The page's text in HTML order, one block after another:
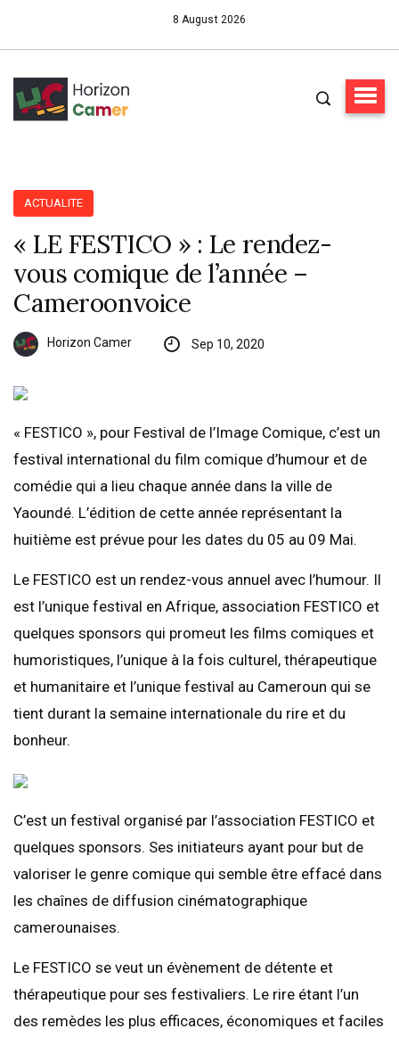
8 August 2026
ACTUALITE
« LE FESTICO » : Le rendez-
vous comique de l’année –
Cameroonvoice
Horizon Camer Sep 10, 2020
« FESTICO », pour Festival de l’Image Comique, c’est un
festival international du film comique d’humour et de
comédie qui a lieu chaque année dans la ville de
Yaoundé. L’édition de cette année représentant la
huitième est prévue pour les dates du 05 au 09 Mai.
Le FESTICO est un rendez-vous annuel avec l’humour. Il
est l’unique festival en Afrique, association FESTICO et
quelques sponsors qui promeut les films comiques et
humoristiques, l’unique à la fois culturel, thérapeutique
et humanitaire et l’unique festival au Cameroun qui se
tient durant la semaine internationale du rire et du
bonheur.
C’est un festival organisé par l’association FESTICO et
quelques sponsors. Ses initiateurs ayant pour but de
valoriser le genre comique qui semble être effacé dans
les chaînes de diffusion cinématographique
camerounaises.
Le FESTICO se veut un évènement de détente et
thérapeutique pour ses festivaliers. Le rire étant l’un
des remèdes les plus efficaces, économiques et faciles